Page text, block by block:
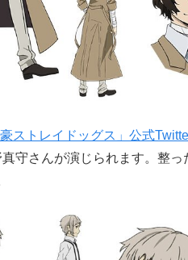
ストレイドッグス」公式
真守さんが演じられます。整